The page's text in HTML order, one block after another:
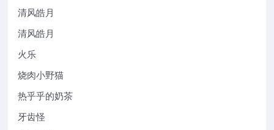
清风皓月
清风皓月
火乐
烧肉小野猫
热乎乎的奶茶
牙齿怪